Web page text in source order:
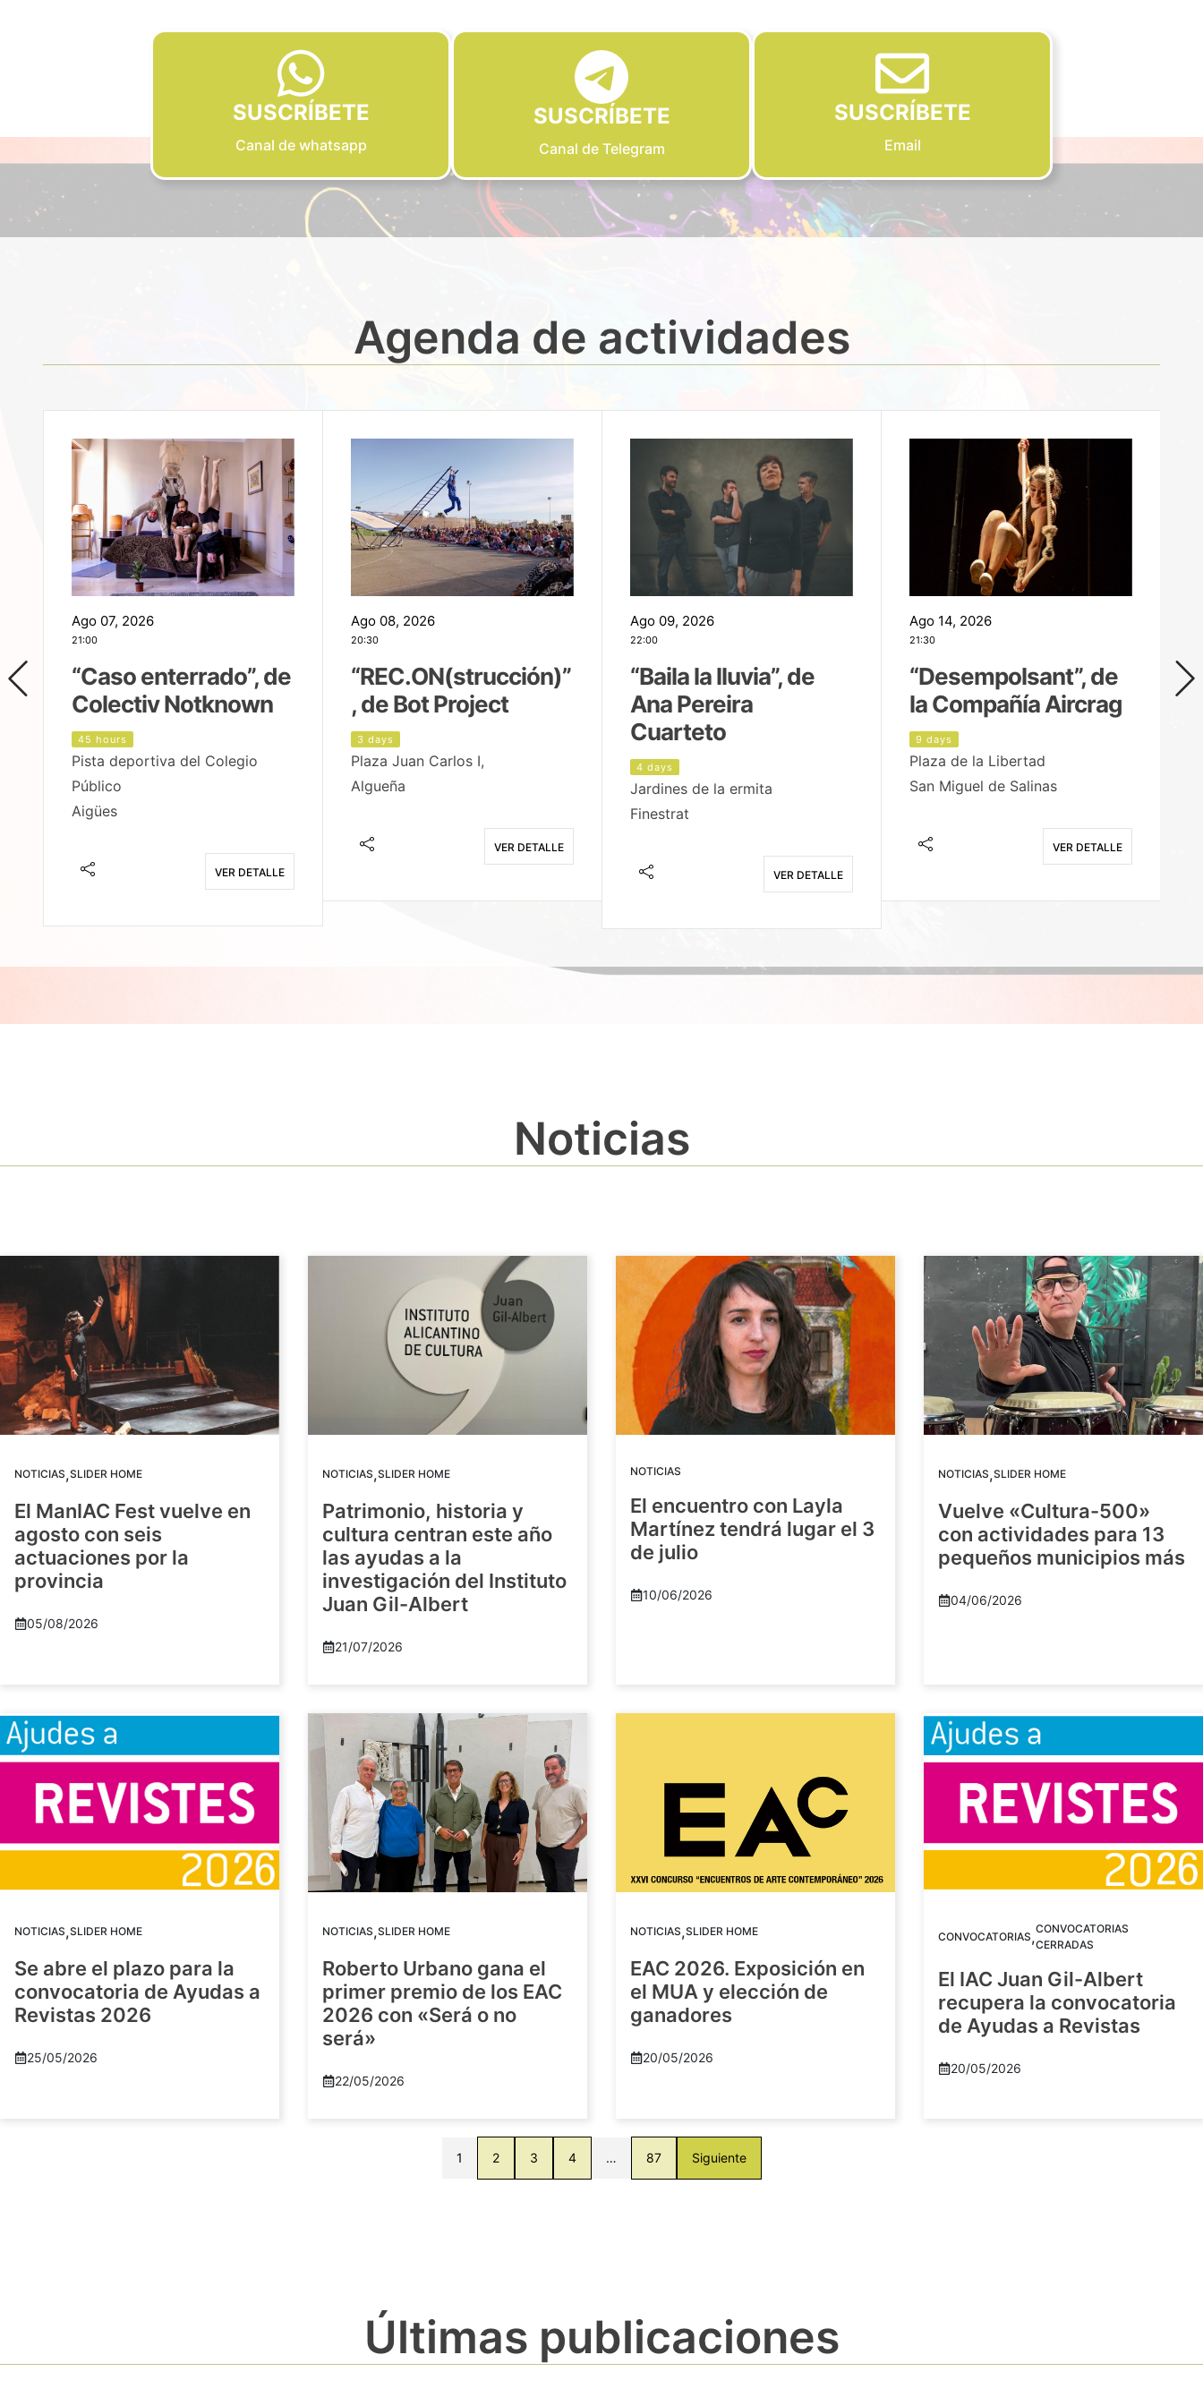
SUSCRÍBETE
Canal de whatsapp
SUSCRÍBETE
Canal de Telegram
SUSCRÍBETE
Email
Agenda de actividades
Ago 07, 2026
21:00
“Caso enterrado”, de
Colectiv Notknown
45 hours
Pista deportiva del Colegio
Público
Aigües
VER DETALLE
Ago 08, 2026
20:30
“REC.ON(strucción)”
, de Bot Project
3 days
Plaza Juan Carlos I,
Algueña
VER DETALLE
Ago 09, 2026
22:00
“Baila la lluvia”, de
Ana Pereira
Cuarteto
4 days
Jardines de la ermita
Finestrat
VER DETALLE
Ago 14, 2026
21:30
“Desempolsant”, de
la Compañía Aircrag
9 days
Plaza de la Libertad
San Miguel de Salinas
VER DETALLE
Noticias
NOTICIAS,SLIDER HOME
El ManIAC Fest vuelve en
agosto con seis
actuaciones por la
provincia
05/08/2026
NOTICIAS,SLIDER HOME
Patrimonio, historia y
cultura centran este año
las ayudas a la
investigación del Instituto
Juan Gil-Albert
21/07/2026
NOTICIAS
El encuentro con Layla
Martínez tendrá lugar el 3
de julio
10/06/2026
NOTICIAS,SLIDER HOME
Vuelve «Cultura-500»
con actividades para 13
pequeños municipios más
04/06/2026
NOTICIAS,SLIDER HOME
Se abre el plazo para la
convocatoria de Ayudas a
Revistas 2026
25/05/2026
NOTICIAS,SLIDER HOME
Roberto Urbano gana el
primer premio de los EAC
2026 con «Será o no
será»
22/05/2026
NOTICIAS,SLIDER HOME
EAC 2026. Exposición en
el MUA y elección de
ganadores
20/05/2026
CONVOCATORIAS,CONVOCATORIAS
CERRADAS
El IAC Juan Gil-Albert
recupera la convocatoria
de Ayudas a Revistas
20/05/2026
1 2 3 4 … 87 Siguiente
Últimas publicaciones